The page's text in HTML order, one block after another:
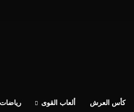
الوداد عيط ليهم قاضي التحقيق.. دابا حتى شي
كأس العرش ألعاب القوى